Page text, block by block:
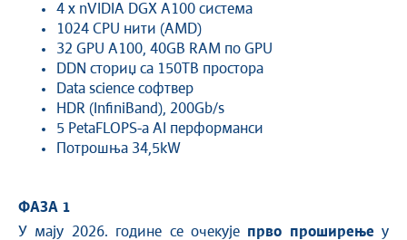
4 x nVIDIA DGX A100 система
1024 CPU нити (AMD)
32 GPU A100, 40GB RAM по GPU
DDN сториџ са 150TB простора
Data science софтвер
HDR (InfiniBand), 200Gb/s
5 PetaFLOPS-а AI перформанси
Потрошња 34,5kW
ФАЗА 1
У мају 2026. године се очекује прво проширење у